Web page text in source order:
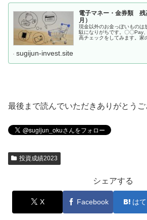
電子マネー・金券類 残
月）
現金以外のお金っぽいものは
駄になりがちです。〇〇Pay
高チェックをしてみます。家
sugijun-invest.site
最後まで読んでいただきありがとうご
投資成績2023
シェアする
X Facebook は